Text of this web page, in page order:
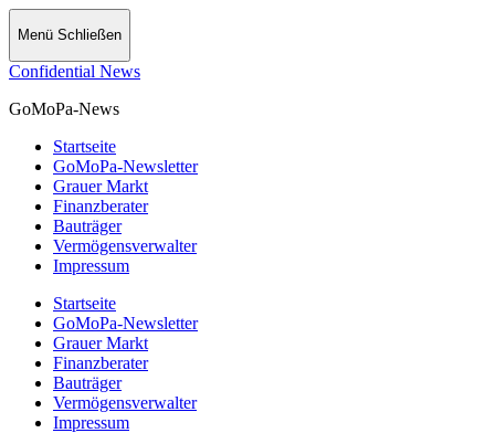
Menü Schließen
Confidential News
GoMoPa-News
Startseite
GoMoPa-Newsletter
Grauer Markt
Finanzberater
Bauträger
Vermögensverwalter
Impressum
Startseite
GoMoPa-Newsletter
Grauer Markt
Finanzberater
Bauträger
Vermögensverwalter
Impressum